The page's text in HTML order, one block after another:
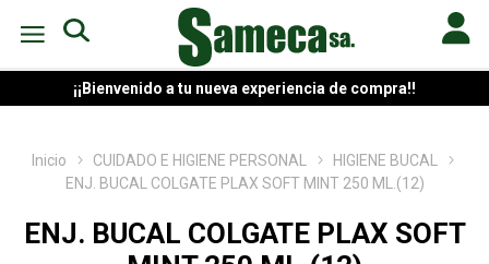
¡¡Bienvenido a tu nueva experiencia de compra!!
Inicio CUIDADO E HIGIENE PERSONAL
HIGIENE BUCAL
ENJ. BUCAL COLGATE PLAX SOFT MINT 250 ML.(12)
ENJ. BUCAL COLGATE PLAX SOFT